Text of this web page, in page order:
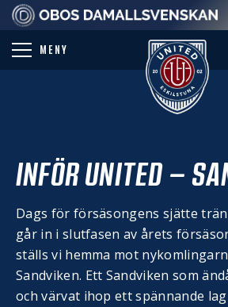
MENY
INFÖR UNITED –
Dags för försäsongens sjätte
går in i slutfasen av årets
ställs vi hemma mot
Sandviken. Ett Sandviken som
och värvat ihop ett spännande